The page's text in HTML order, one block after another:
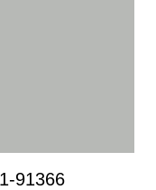
91366